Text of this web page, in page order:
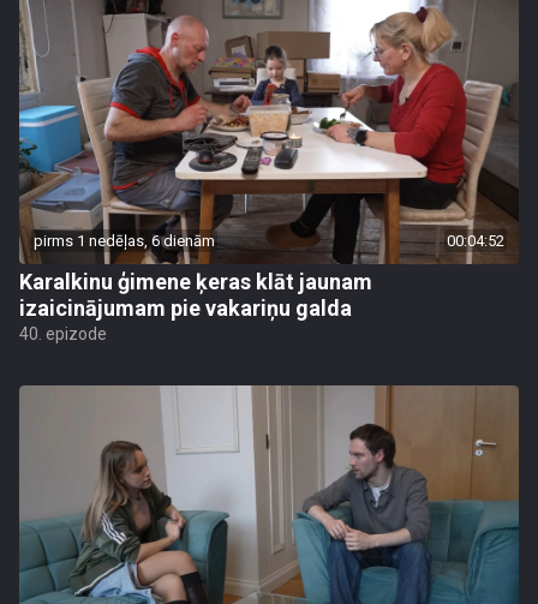
pirms 1 nedēļas, 6 dienām 00:04:52
Karalkinu ģimene ķeras klāt jaunam
izaicinājumam pie vakariņu galda
40. epizode